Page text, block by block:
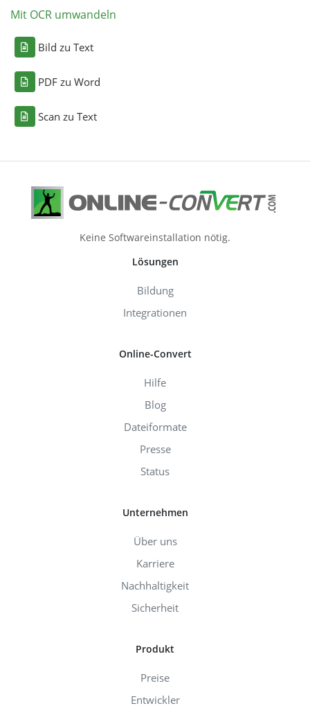
Mit OCR umwandeln
Bild zu Text
PDF zu Word
Scan zu Text
Keine Softwareinstallation nötig.
Lösungen
Bildung
Integrationen
Online-Convert
Hilfe
Blog
Dateiformate
Presse
Status
Unternehmen
Über uns
Karriere
Nachhaltigkeit
Sicherheit
Produkt
Preise
Entwickler